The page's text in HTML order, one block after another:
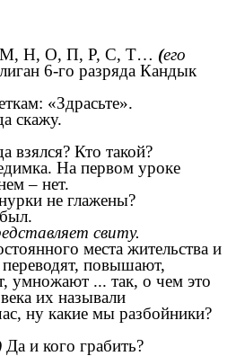
Н, О, П, Р, С, Т… (его
6-го разряда Кандык
«Здрасьте».
скажу.
взялся? Кто такой?
На первом уроке
– нет.
не глажены?
свиту.
места жительства и
повышают,
умножают ... так, о чем это
их называли
ну какие мы разбойники?
Да и кого грабить?